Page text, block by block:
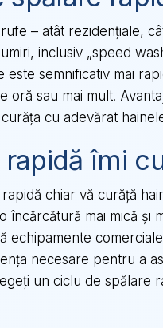
– atât rezidențiale,
inclusiv „speed
semnificativ mai
sau mai mult.
cu adevărat
îmi
chiar vă curăță
încărcătură mai mică
echipamente
necesare pentru a
un ciclu de